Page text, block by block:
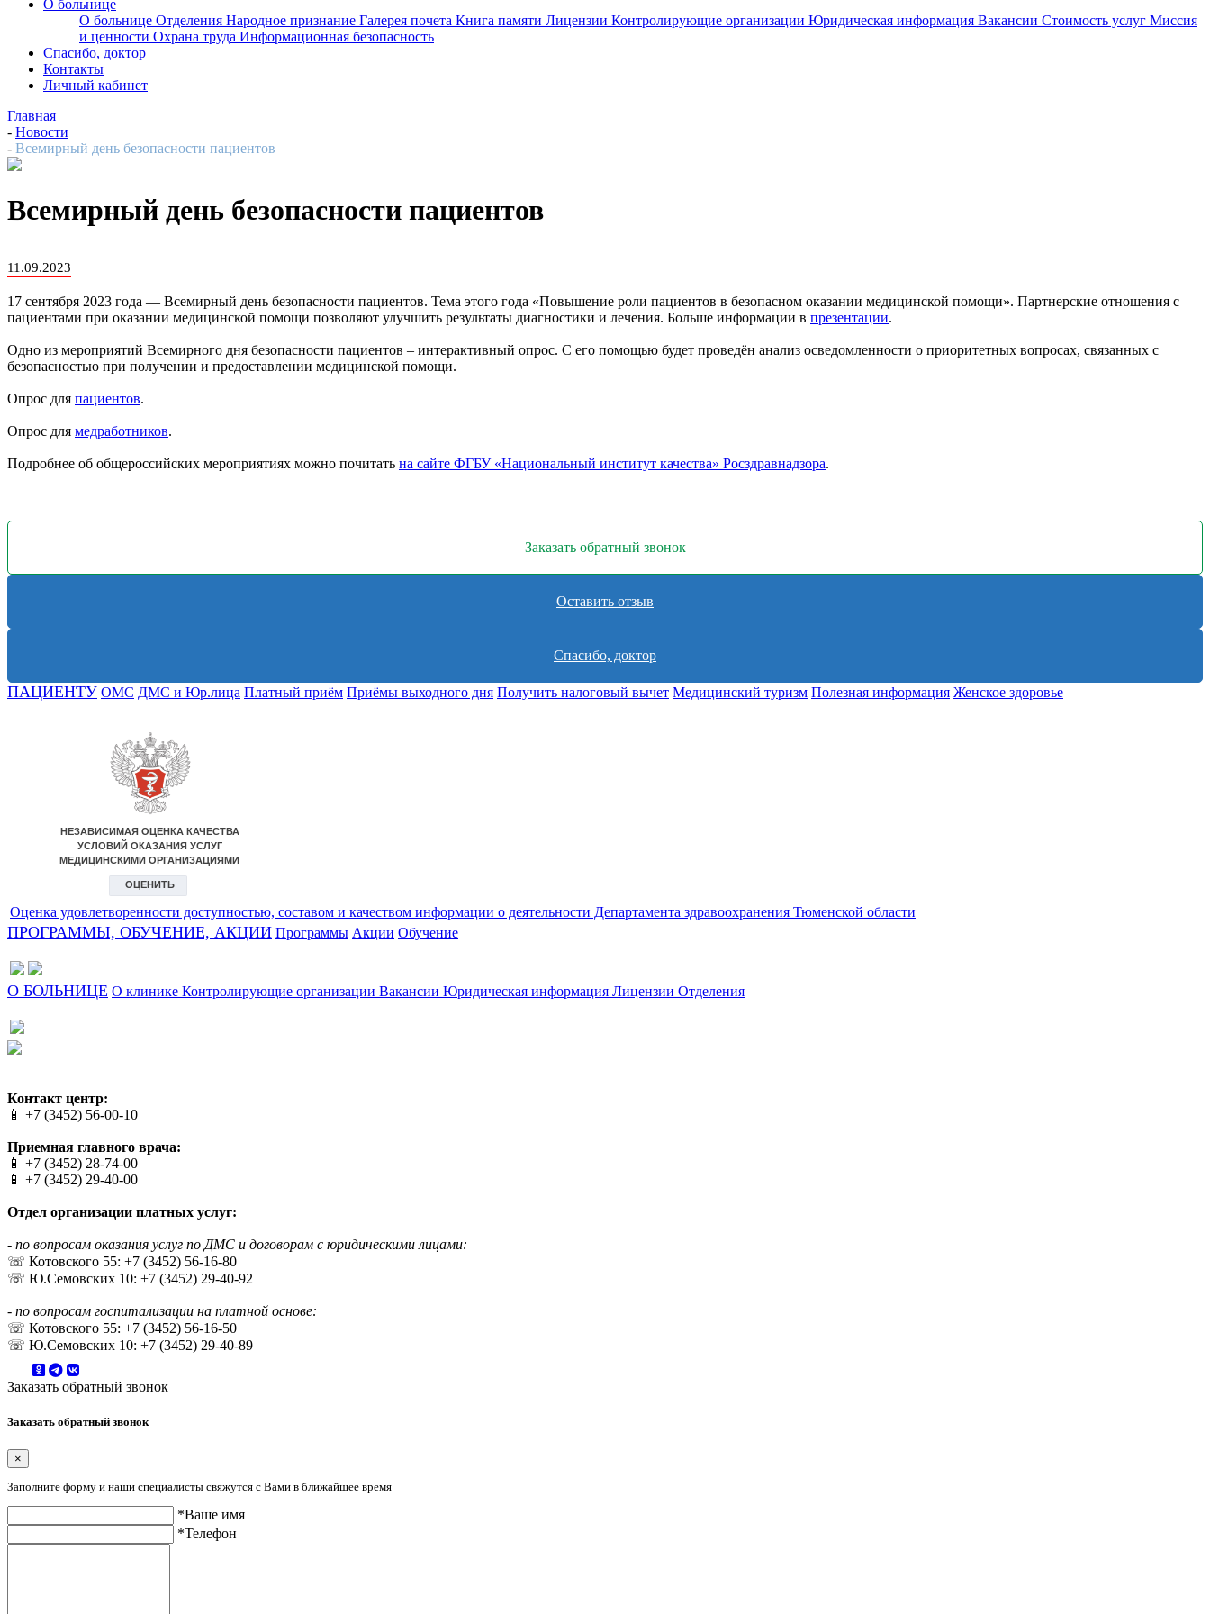
О больнице
О больнице Отделения Народное признание Галерея почета Книга памяти Лицензии Контролирующие организации Юридическая информация Вакансии Стоимость услуг Миссия
и ценности Охрана труда Информационная безопасность
Спасибо, доктор
Контакты
Личный кабинет
Главная
- Новости
- Всемирный день безопасности пациентов
Всемирный день безопасности пациентов
11.09.2023
17 сентября 2023 года — Всемирный день безопасности пациентов. Тема этого года «Повышение роли пациентов в безопасном оказании медицинской помощи». Партнерские отношения с
пациентами при оказании медицинской помощи позволяют улучшить результаты диагностики и лечения. Больше информации в презентации.
Одно из мероприятий Всемирного дня безопасности пациентов – интерактивный опрос. С его помощью будет проведён анализ осведомленности о приоритетных вопросах, связанных с
безопасностью при получении и предоставлении медицинской помощи.
Опрос для пациентов.
Опрос для медработников.
Подробнее об общероссийских мероприятиях можно почитать на сайте ФГБУ «Национальный институт качества» Росздравнадзора.
Заказать обратный звонок
Оставить отзыв
Спасибо, доктор
ПАЦИЕНТУ ОМС ДМС и Юр.лица Платный приём Приёмы выходного дня Получить налоговый вычет Медицинский туризм Полезная информация Женское здоровье
Оценка удовлетворенности доступностью, составом и качеством информации о деятельности Департамента здравоохранения Тюменской области
ПРОГРАММЫ, ОБУЧЕНИЕ, АКЦИИ Программы Акции Обучение
О БОЛЬНИЦЕ О клинике Контролирующие организации Вакансии Юридическая информация Лицензии Отделения
Контакт центр:
📱 +7 (3452) 56-00-10
Приемная главного врача:
📱 +7 (3452) 28-74-00
📱 +7 (3452) 29-40-00
Отдел организации платных услуг:
- по вопросам оказания услуг по ДМС и договорам с юридическими лицами:
☏ Котовского 55: +7 (3452) 56-16-80
☏ Ю.Семовских 10: +7 (3452) 29-40-92
- по вопросам госпитализации на платной основе:
☏ Котовского 55: +7 (3452) 56-16-50
☏ Ю.Семовских 10: +7 (3452) 29-40-89
Заказать обратный звонок
Заказать обратный звонок
×
Заполните форму и наши специалисты свяжутся с Вами в ближайшее время
*Ваше имя
*Телефон